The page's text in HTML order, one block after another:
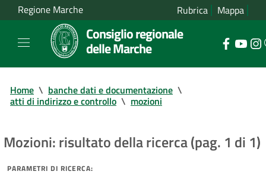
Regione Marche Rubrica Mappa
Consiglio regionale
delle Marche
Home \ banche dati e documentazione \
atti di indirizzo e controllo \ mozioni
Mozioni: risultato della ricerca (pag. 1 di 1)
PARAMETRI DI RICERCA: